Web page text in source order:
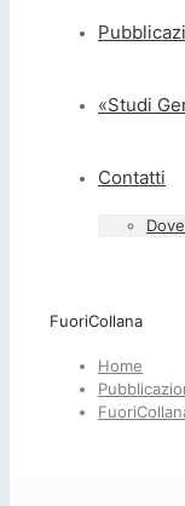
«Studi
Contatti
FuoriCollana
Home